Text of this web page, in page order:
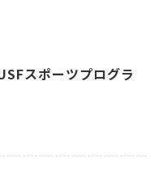
スポーツプログラ